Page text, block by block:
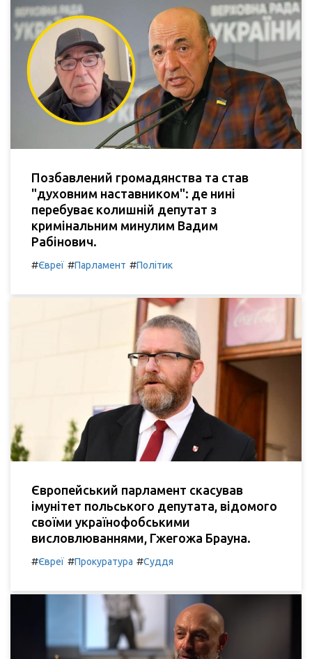
Позбавлений громадянства та став
"духовним наставником": де нині
перебуває колишній депутат з
кримінальним минулим Вадим
Рабінович.
#Євреї #Парламент #Політик
Європейський парламент скасував
імунітет польського депутата, відомого
своїми українофобськими
висловлюваннями, Гжегожа Брауна.
#Євреї #Прокуратура #Суддя